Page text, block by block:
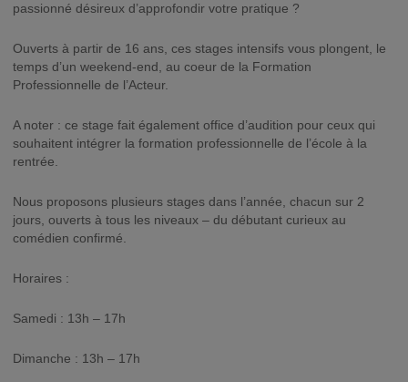
passionné désireux d’approfondir votre pratique ?
Ouverts à partir de 16 ans, ces stages intensifs vous plongent, le
temps d’un weekend-end, au coeur de la Formation
Professionnelle de l’Acteur.
A noter : ce stage fait également office d’audition pour ceux qui
souhaitent intégrer la formation professionnelle de l’école à la
rentrée.
Nous proposons plusieurs stages dans l’année, chacun sur 2
jours, ouverts à tous les niveaux – du débutant curieux au
comédien confirmé.
Horaires :
Samedi : 13h – 17h
Dimanche : 13h – 17h